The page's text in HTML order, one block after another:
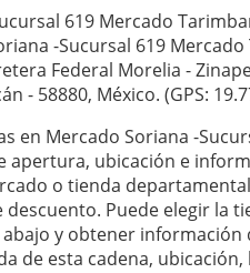
619 Mercado
-Sucursal 619
Federal Morelia -
- 58880, México. (GPS:
en Mercado Soriana -
apertura, ubicación e
o tienda
descuento. Puede elegir la
y obtener información
de esta cadena,